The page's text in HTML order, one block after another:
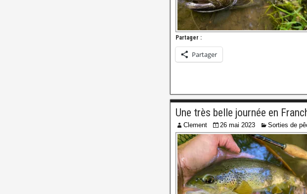
Partager :
Partager
Une très belle journée en
Clement 26 mai 2023 Sorties de